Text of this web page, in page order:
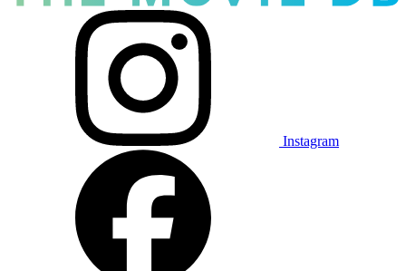
Instagram